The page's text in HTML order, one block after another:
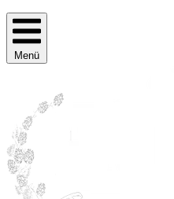
Menü